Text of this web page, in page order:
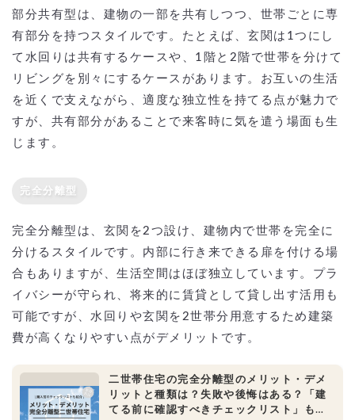
部分共有型は、建物の一部を共有しつつ、世帯ごとに専
有部分を持つスタイルです。たとえば、玄関は1つにし
て水回りは共有するケースや、1階と2階で世帯を分けて
リビングを別々にするケースがあります。お互いの生活
を近くで支えながら、適度な独立性を持てる点が魅力で
すが、共有部分があることで来客時に気を遣う場面も生
じます。
完全分離型
完全分離型は、玄関を2つ設け、建物内で世帯を完全に
分けるスタイルです。内部に行き来できる扉を付ける場
合もありますが、生活空間はほぼ独立しています。プラ
イバシーが守られ、将来的に賃貸として貸し出す活用も
可能ですが、水回りや玄関を2世帯分用意するため建築
費が高くなりやすい点がデメリットです。
二世帯住宅の完全分離型のメリット・デメ
リットと種類は？失敗や後悔はある？「建
てる前に確認すべきチェックリスト」もご